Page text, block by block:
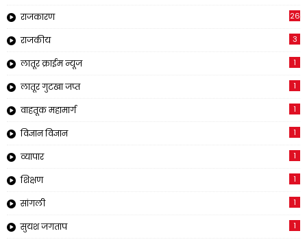
राजकारण 26
राजकीय 3
लातूर क्राईम न्यूज 1
लातूर गुटखा जप्त 1
वाहतूक महामार्ग 1
विज्ञान विज्ञान 1
व्यापार 1
शिक्षण 1
सांगली 1
सुयश जगताप 1